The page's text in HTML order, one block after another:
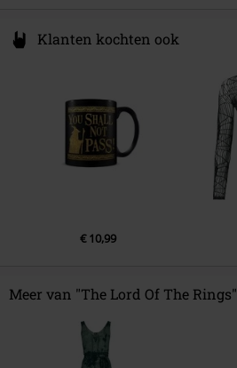
Klanten kochten ook
€ 10,99
Meer van "The Lord Of The Rings"